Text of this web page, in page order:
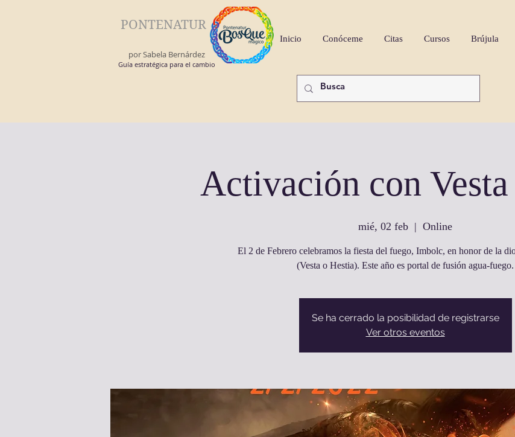
PONTENATUR
por Sabela Bernárdez
Guía estratégica para el cambio
Inicio Conóceme Citas Cursos Brújula
Activación con
mié, 02 feb
  |
Online
El 2 de Febrero celebramos la fiesta del fuego, Imbolc, en honor de la
(Vesta o Hestia). Este año es portal de fusión agua-fuego.
Se ha cerrado la posibilidad de registrarse
Ver otros eventos